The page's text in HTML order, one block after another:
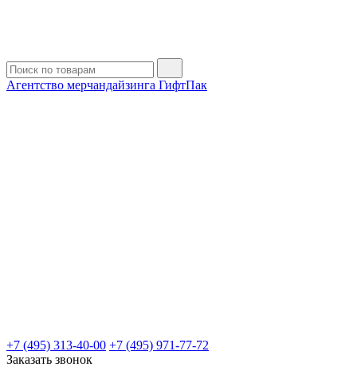
Агентство мерчандайзинга ГифтПак
+7 (495) 313-40-00 +7 (495) 971-77-72
Заказать звонок